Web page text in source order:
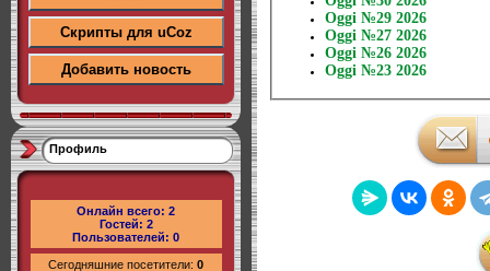
Скрипты для uCoz
Добавить новость
Профиль
Онлайн всего: 2
Гостей: 2
Пользователей: 0
Сегодняшние посетители: 0
Oggi №29 2026
Oggi №27 2026
Oggi №26 2026
Oggi №23 2026